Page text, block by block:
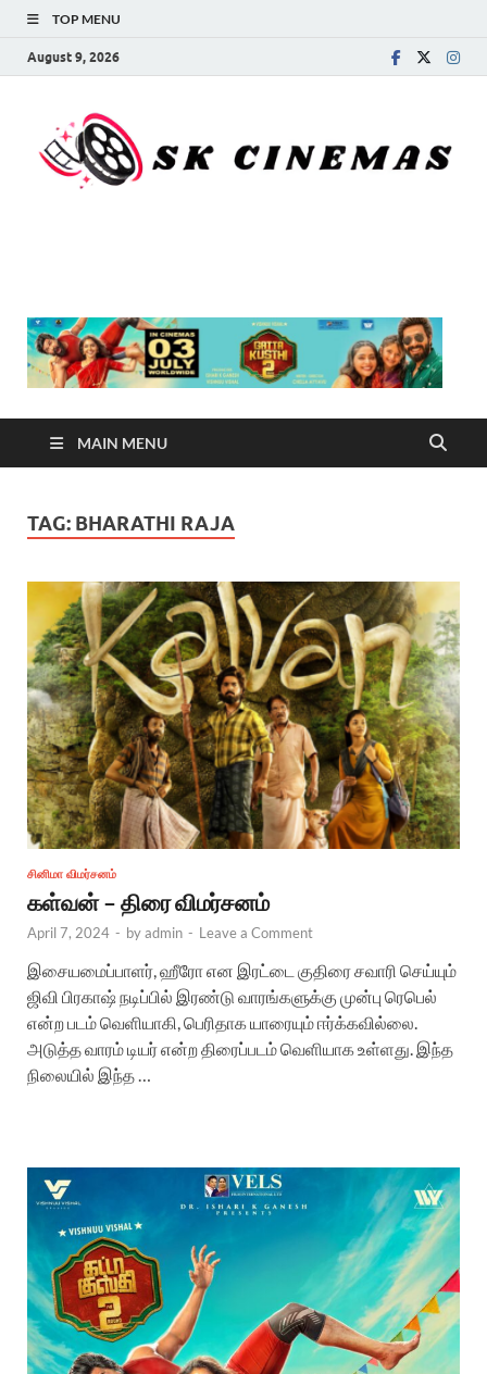
TOP MENU
August 9, 2026
MAIN MENU
TAG: BHARATHI RAJA
சினிமா விமர்சனம்
கள்வன் – திரை விமர்சனம்
April 7, 2024 - byadmin - Leave a Comment
இசையமைப்பாளர், ஹீரோ என இரட்டை குதிரை சவாரி செய்யும்
ஜிவி பிரகாஷ் நடிப்பில் இரண்டு வாரங்களுக்கு முன்பு ரெபெல்
என்ற படம் வெளியாகி, பெரிதாக யாரையும் ஈர்க்கவில்லை.
அடுத்த வாரம் டியர் என்ற திரைப்படம் வெளியாக உள்ளது. இந்த
நிலையில் இந்த …